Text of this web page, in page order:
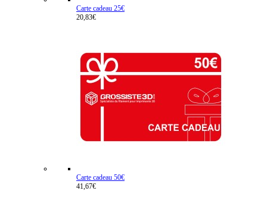
Carte cadeau 25€
20,83€
Carte cadeau 50€
41,67€